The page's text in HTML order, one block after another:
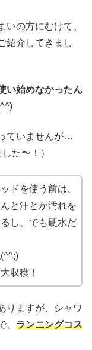
の方にむけて、
紹介してきまし
い始めなかったん
ていませんが…
た〜！）
ドを使う前は、
と汗とか汚れを
し、でも硬水だ
収穫！
りますが、シャワ
、 ランニングコス